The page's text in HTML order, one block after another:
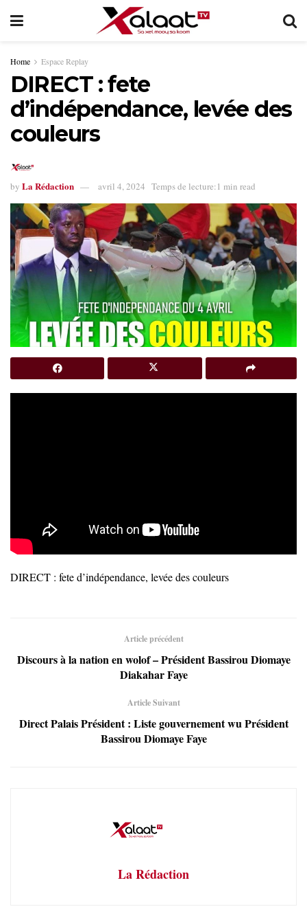
Home Espace Replay
DIRECT : fete
d’indépendance, levée des
couleurs
by La Rédaction avril 4, 2024 Temps de lecture:1 min read
DIRECT : fete d’indépendance, levée des couleurs
Article précédent
Discours à la nation en wolof – Président Bassirou Diomaye
Diakahar Faye
Article Suivant
Direct Palais Président : Liste gouvernement wu Président
Bassirou Diomaye Faye
La Rédaction